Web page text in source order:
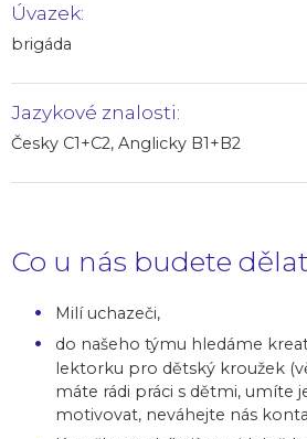
Úvazek:
brigáda
Jazykové znalosti:
Česky C1+C2, Anglicky B1+B2
Co u nás budete dělat
Milí uchazeči,
do našeho týmu hledáme
lektorku pro dětský kroužek
máte rádi práci s dětmi, umíte
motivovat, neváhejte nás